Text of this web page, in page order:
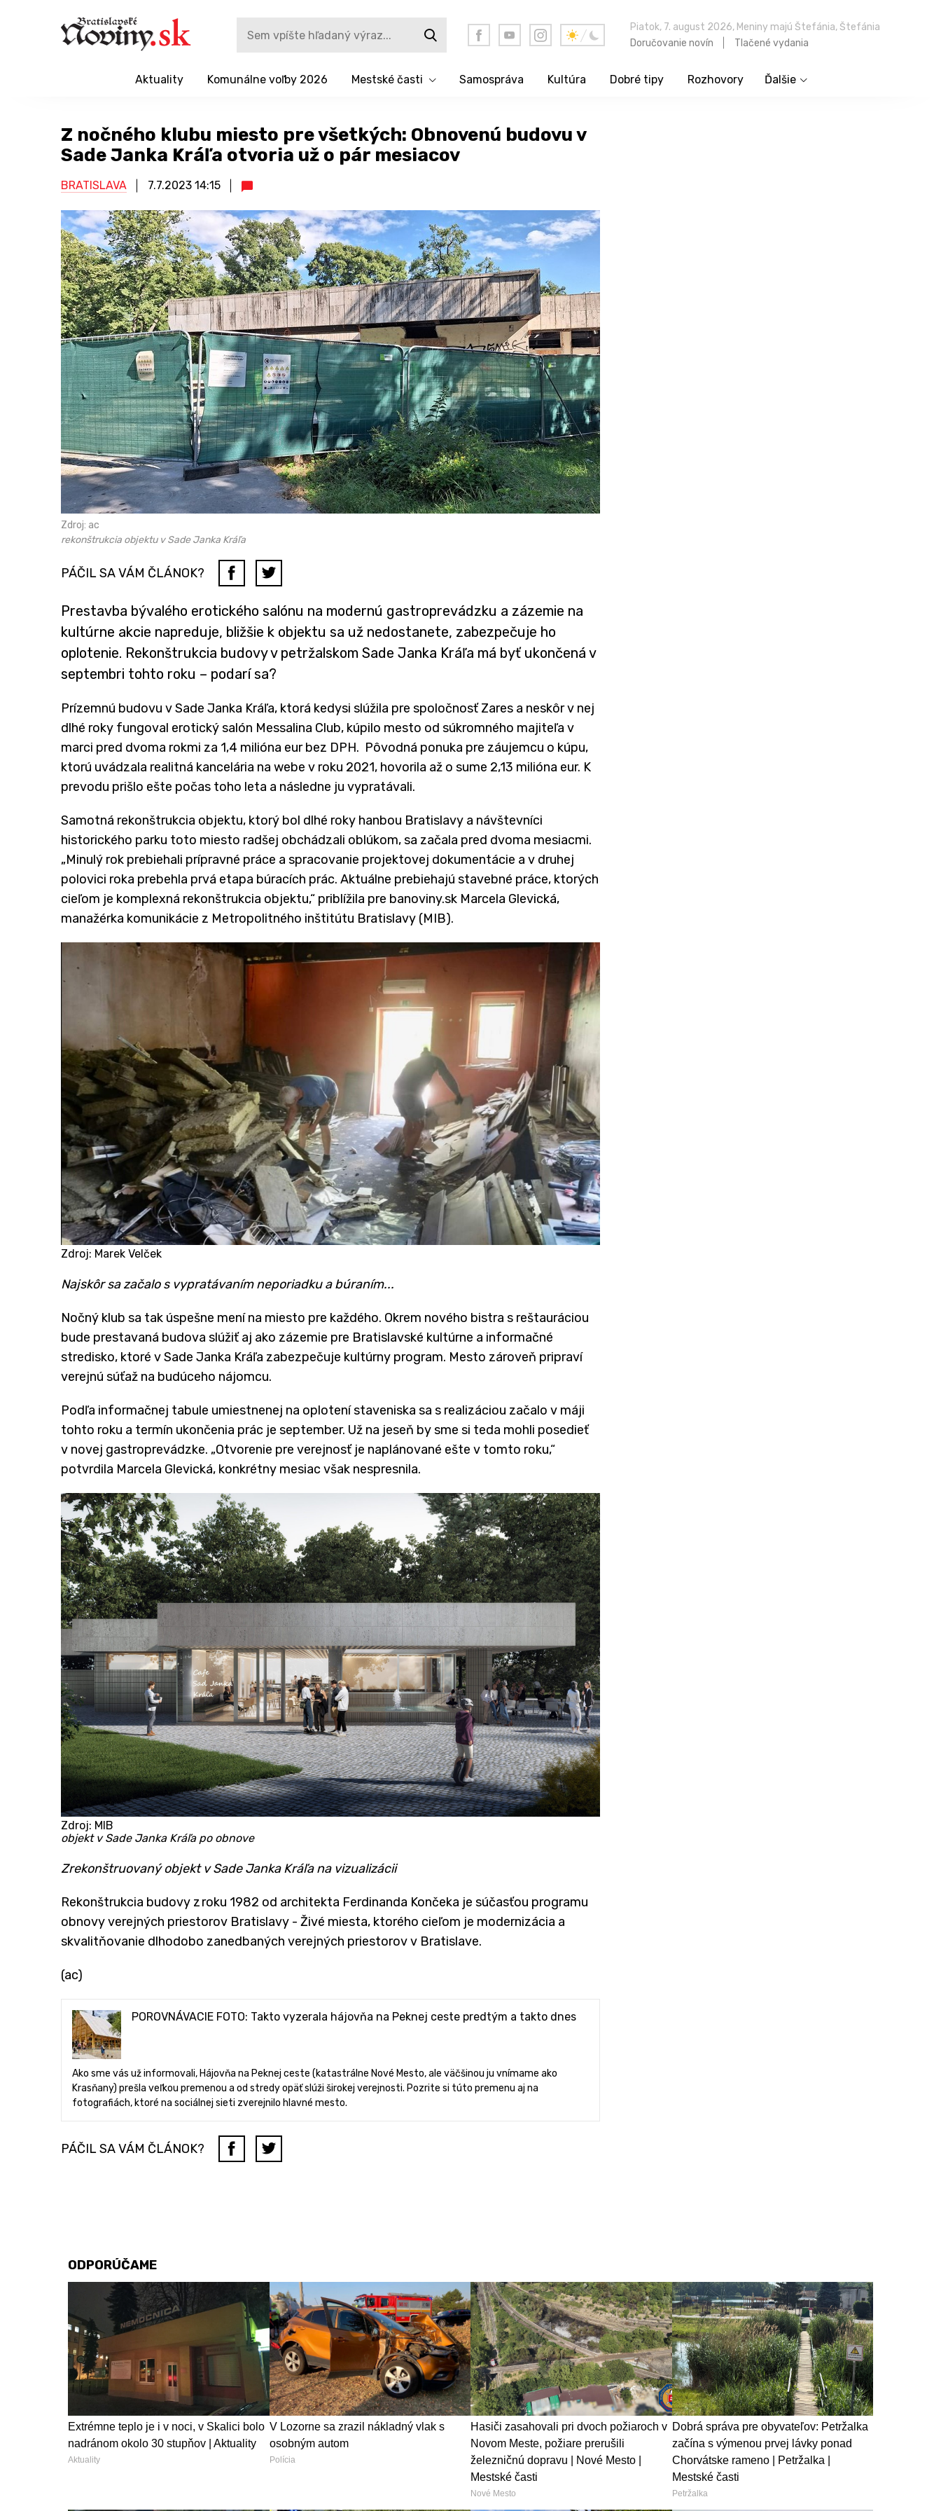
Piatok, 7. august 2026, Meniny majú Štefánia, Štefánia
Doručovanie novín
Tlačené vydania
Aktuality Komunálne voľby 2026 Mestské časti Samospráva Kultúra Dobré tipy Rozhovory Ďalšie
Z nočného klubu miesto pre všetkých: Obnovenú budovu v
Sade Janka Kráľa otvoria už o pár mesiacov
BRATISLAVA 7.7.2023 14:15
Zdroj: ac
rekonštrukcia objektu v Sade Janka Kráľa
PÁČIL SA VÁM ČLÁNOK?
Prestavba bývalého erotického salónu na modernú gastroprevádzku a zázemie na
kultúrne akcie napreduje, bližšie k objektu sa už nedostanete, zabezpečuje ho
oplotenie. Rekonštrukcia budovy v petržalskom Sade Janka Kráľa má byť ukončená v
septembri tohto roku – podarí sa?
Prízemnú budovu v Sade Janka Kráľa, ktorá kedysi slúžila pre spoločnosť Zares a neskôr v nej
dlhé roky fungoval erotický salón Messalina Club, kúpilo mesto od súkromného majiteľa v
marci pred dvoma rokmi za 1,4 milióna eur bez DPH. Pôvodná ponuka pre záujemcu o kúpu,
ktorú uvádzala realitná kancelária na webe v roku 2021, hovorila až o sume 2,13 milióna eur. K
prevodu prišlo ešte počas toho leta a následne ju vypratávali.
Samotná rekonštrukcia objektu, ktorý bol dlhé roky hanbou Bratislavy a návštevníci
historického parku toto miesto radšej obchádzali oblúkom, sa začala pred dvoma mesiacmi.
„Minulý rok prebiehali prípravné práce a spracovanie projektovej dokumentácie a v druhej
polovici roka prebehla prvá etapa búracích prác. Aktuálne prebiehajú stavebné práce, ktorých
cieľom je komplexná rekonštrukcia objektu,“ priblížila pre banoviny.sk Marcela Glevická,
manažérka komunikácie z Metropolitného inštitútu Bratislavy (MIB).
Zdroj: Marek Velček
Najskôr sa začalo s vypratávaním neporiadku a búraním...
Nočný klub sa tak úspešne mení na miesto pre každého. Okrem nového bistra s reštauráciou
bude prestavaná budova slúžiť aj ako zázemie pre Bratislavské kultúrne a informačné
stredisko, ktoré v Sade Janka Kráľa zabezpečuje kultúrny program. Mesto zároveň pripraví
verejnú súťaž na budúceho nájomcu.
Podľa informačnej tabule umiestnenej na oplotení staveniska sa s realizáciou začalo v máji
tohto roku a termín ukončenia prác je september. Už na jeseň by sme si teda mohli posedieť
v novej gastroprevádzke. „Otvorenie pre verejnosť je naplánované ešte v tomto roku,“
potvrdila Marcela Glevická, konkrétny mesiac však nespresnila.
Zdroj: MIB
objekt v Sade Janka Kráľa po obnove
​Zrekonštruovaný objekt v Sade Janka Kráľa na vizualizácii
Rekonštrukcia budovy z roku 1982 od architekta Ferdinanda Končeka je súčasťou programu
obnovy verejných priestorov Bratislavy - Živé miesta, ktorého cieľom je modernizácia a
skvalitňovanie dlhodobo zanedbaných verejných priestorov v Bratislave.
(ac)
POROVNÁVACIE FOTO: Takto vyzerala hájovňa na Peknej ceste predtým a takto dnes
Ako sme vás už informovali, Hájovňa na Peknej ceste (katastrálne Nové Mesto, ale väčšinou ju vnímame ako
Krasňany) prešla veľkou premenou a od stredy opäť slúži širokej verejnosti. Pozrite si túto premenu aj na
fotografiách, ktoré na sociálnej sieti zverejnilo hlavné mesto.
PÁČIL SA VÁM ČLÁNOK?
ODPORÚČAME
Extrémne teplo je i v noci, v Skalici bolo
nadránom okolo 30 stupňov | Aktuality
Aktuality
V Lozorne sa zrazil nákladný vlak s
osobným autom
Polícia
Hasiči zasahovali pri dvoch požiaroch v
Novom Meste, požiare prerušili
železničnú dopravu | Nové Mesto |
Mestské časti
Nové Mesto
Dobrá správa pre obyvateľov: Petržalka
začína s výmenou prvej lávky ponad
Chorvátske rameno | Petržalka |
Mestské časti
Petržalka